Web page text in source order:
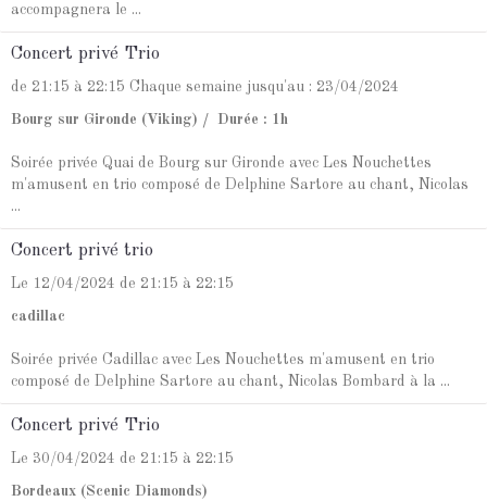
accompagnera le ...
Concert privé Trio
de 21:15 à 22:15 Chaque semaine jusqu'au : 23/04/2024
Bourg sur Gironde (Viking) Durée : 1h
Soirée privée Quai de Bourg sur Gironde avec Les Nouchettes
m'amusent en trio composé de Delphine Sartore au chant, Nicolas
...
Concert privé trio
Le 12/04/2024 de 21:15 à 22:15
cadillac
Soirée privée Cadillac avec Les Nouchettes m'amusent en trio
composé de Delphine Sartore au chant, Nicolas Bombard à la ...
Concert privé Trio
Le 30/04/2024 de 21:15 à 22:15
Bordeaux (Scenic Diamonds)